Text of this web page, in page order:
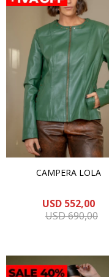
CAMPERA LOLA
USD 552,00
USD690,00